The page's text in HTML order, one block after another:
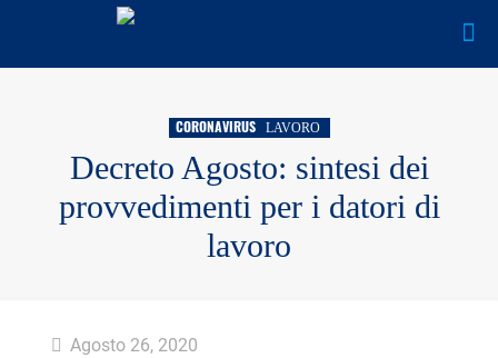
CORONAVIRUS LAVORO
Decreto Agosto: sintesi dei
provvedimenti per i datori di
lavoro
Agosto 26, 2020